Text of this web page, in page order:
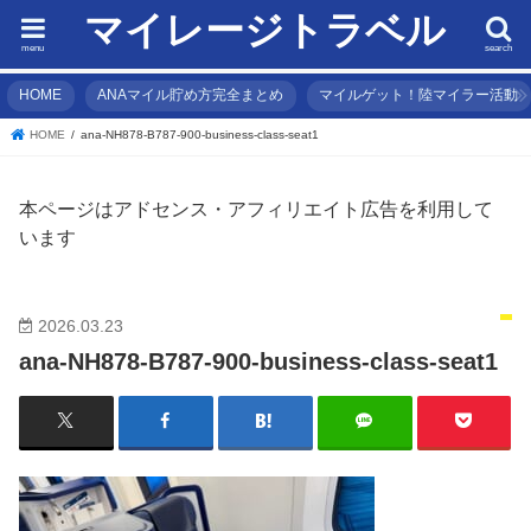
マイレージトラベル search
menu
HOME ANAマイル貯め方完全まとめ マイルゲット！陸マイラー活動
HOME ana-NH878-B787-900-business-class-seat1
本ページはアドセンス・アフィリエイト広告を利用して
います
2026.03.23
ana-NH878-B787-900-business-class-seat1